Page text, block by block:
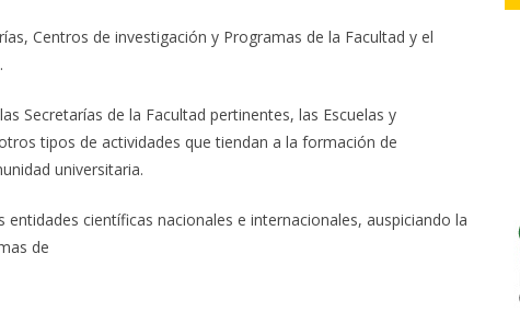
Centros de investigación y Programas de la Facultad y el
Secretarías de la Facultad pertinentes, las Escuelas y
tipos de actividades que tiendan a la formación de
universitaria.
científicas nacionales e internacionales, auspiciando la
de